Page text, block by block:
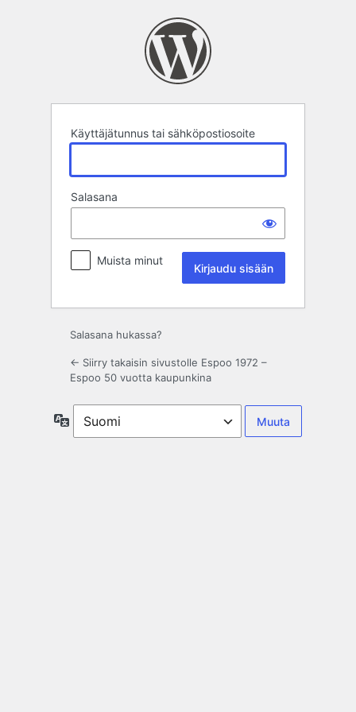
Käyttäjätunnus tai sähköpostiosoite
Salasana
Muista minut
Salasana hukassa?
← Siirry takaisin sivustolle Espoo 1972 –
Espoo 50 vuotta kaupunkina
Kieli